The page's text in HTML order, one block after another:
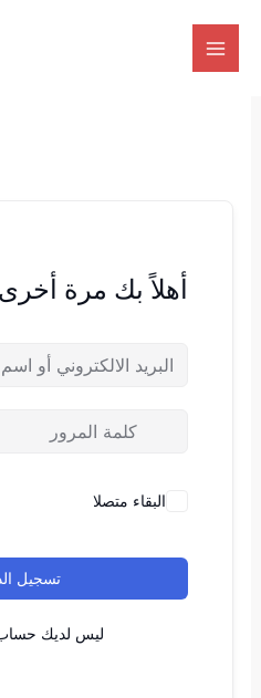
أهلاً بك مرة
البقاء متصلا
تسجيل
ليس لديك